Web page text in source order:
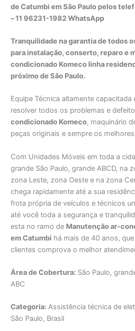
de Catumbi em São Paulo pelos
– 11 96231-1982 WhatsApp
Tranquilidade na garantia de todos
para instalação, conserto, reparo e
condicionado Komeco linha
próximo de São Paulo.
Equipe Técnica altamente capacitada
resolver todos os problemas e
condicionado Komeco, maquinário
peças originais e sempre os
Com Unidades Móveis em toda a
grande São Paulo, grande ABCD, na
zona Leste, zona Oeste e na zona
chega rapidamente até a sua
frota própria de veículos e técnicos
até você toda a segurança e
esta no ramo de Manutenção ar-
em Catumbi há mais de 40 anos,
clientes comprova o melhor
Área de Cobertura: São Paulo,
ABC
Categoria: Assistência técnica de
São Paulo, Brasil